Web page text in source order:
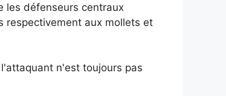
les défenseurs centraux
respectivement aux mollets et
n'est toujours pas